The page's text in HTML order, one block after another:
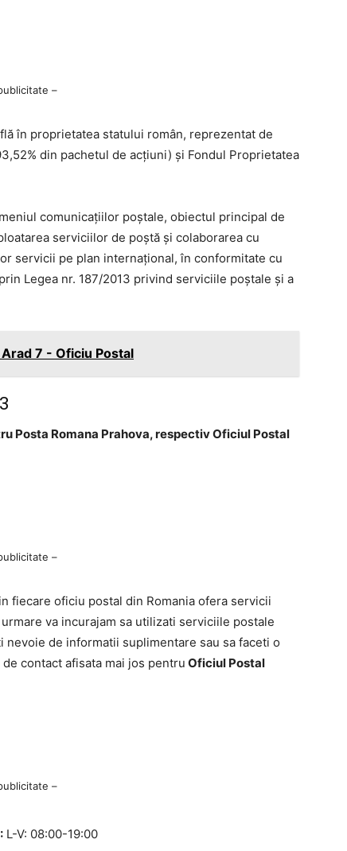
–
în proprietatea statului român, reprezentat de
din pachetul de acţiuni) şi Fondul Proprietatea
comunicaţiilor poştale, obiectul principal de
serviciilor de poştă şi colaborarea cu
servicii pe plan internaţional, în conformitate cu
Legea nr. 187/2013 privind serviciile poştale şi a
7 - Oficiu Postal
Posta Romana Prahova, respectiv Oficiul Postal
–
fiecare oficiu postal din Romania ofera servicii
va incurajam sa utilizati serviciile postale
nevoie de informatii suplimentare sau sa faceti o
contact afisata mai jos pentru Oficiul Postal
–
L-V: 08:00-19:00